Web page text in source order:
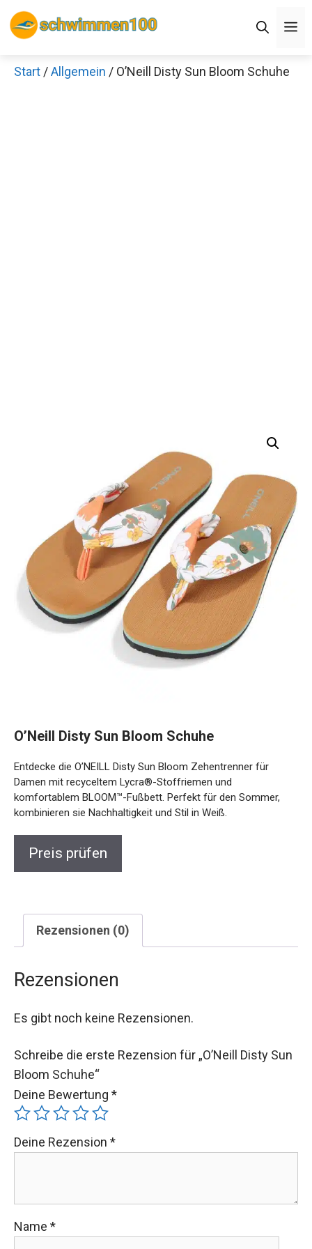
Zum
Inhalt
Start /Allgemein / O’Neill Disty Sun Bloom Schuhe
O’Neill Disty Sun Bloom Schuhe
Entdecke die O’NEILL Disty Sun Bloom Zehentrenner für
Damen mit recyceltem Lycra®-Stoffriemen und
komfortablem BLOOM™-Fußbett. Perfekt für den Sommer,
kombinieren sie Nachhaltigkeit und Stil in Weiß.
Preis prüfen
Rezensionen (0)
Rezensionen
Es gibt noch keine Rezensionen.
Schreibe die erste Rezension für „O’Neill Disty Sun
Bloom Schuhe“
Deine Bewertung *
Deine Rezension *
Name *